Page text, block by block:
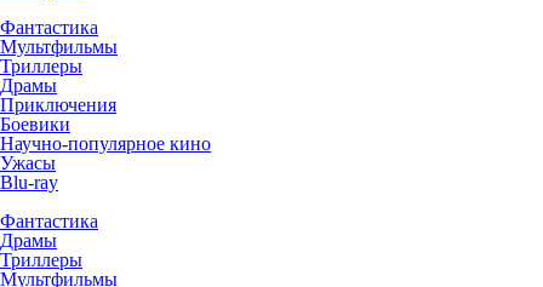
Фантастика
Мультфильмы
Триллеры
Драмы
Приключения
Боевики
Научно-популярное кино
Ужасы
Blu-ray
Фантастика
Драмы
Триллеры
Мультфильмы